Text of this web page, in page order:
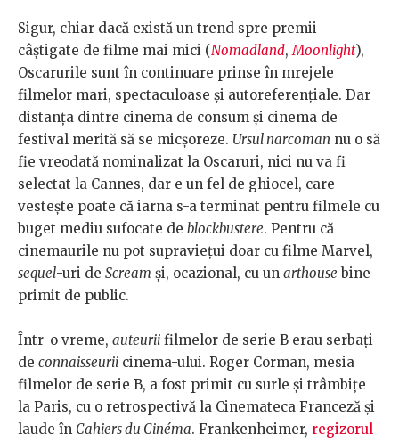
Sigur, chiar dacă există un trend spre premii
câștigate de filme mai mici (Nomadland,Moonlight),
Oscarurile sunt în continuare prinse în mrejele
filmelor mari, spectaculoase și autoreferențiale. Dar
distanța dintre cinema de consum și cinema de
festival merită să se micșoreze. Ursul narcoman nu o să
fie vreodată nominalizat la Oscaruri, nici nu va fi
selectat la Cannes, dar e un fel de ghiocel, care
vestește poate că iarna s-a terminat pentru filmele cu
buget mediu sufocate de blockbustere. Pentru că
cinemaurile nu pot supraviețui doar cu filme Marvel,
sequel-uri de Scream și, ocazional, cu un arthouse bine
primit de public.
Într-o vreme, auteurii filmelor de serie B erau serbați
de connaisseurii cinema-ului. Roger Corman, mesia
filmelor de serie B, a fost primit cu surle și trâmbițe
la Paris, cu o retrospectivă la Cinemateca Franceză și
laude în Cahiers du Cinéma. Frankenheimer, regizorul